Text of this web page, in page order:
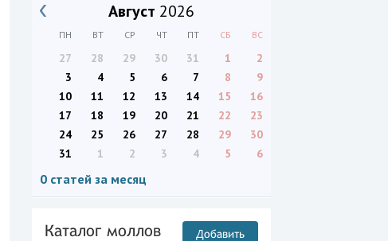
Август 2026
ПН ВТ СР ЧТ ПТ СБ ВС
27 28 29 30 31 1
2
3
4 5 6 7 8
9
10
11 12 13 14 15
16
17
18 19 20 21 22
23
24
25 26 27 28 29
30
31
1 2 3 4 5 6
0 статей за месяц
Каталог моллов Добавить